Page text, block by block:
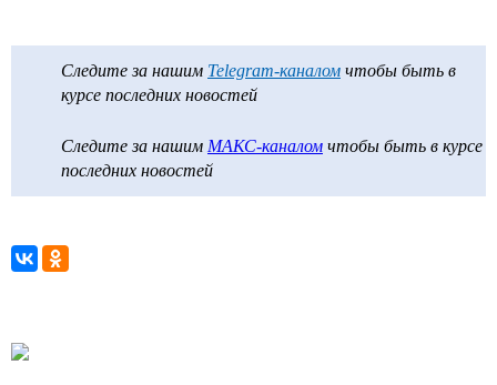
Следите за нашим Telegram-каналом чтобы быть в
курсе последних новостей
Следите за нашим МАКС-каналом чтобы быть в курсе
последних новостей